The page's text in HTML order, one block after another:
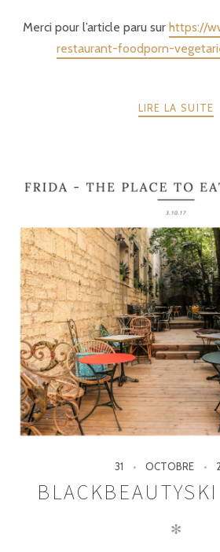
Merci pour l’article paru sur https://
restaurant-foodporn-
LIRE LA SUITE
31 OCTOBRE
✻